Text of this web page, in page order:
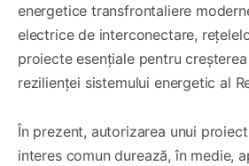
energetice transfrontaliere
electrice de interconectare,
proiecte esențiale pentru
rezilienței sistemului energetic al
În prezent, autorizarea unui
interes comun durează, în medie,